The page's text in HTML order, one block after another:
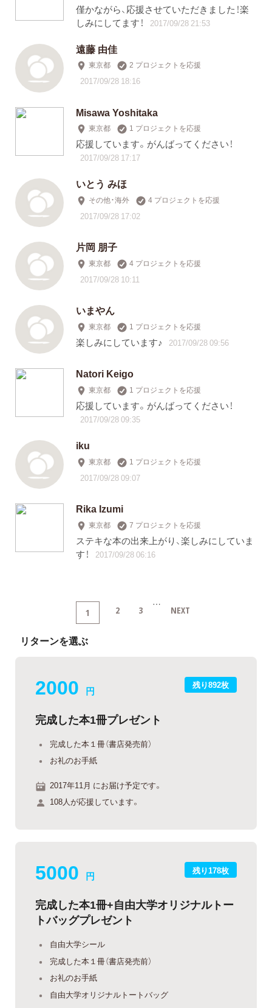
僅かながら、応援させていただきました！楽
しみにしてます！
2017/09/28 21:53
遠藤 由佳
東京都 2 プロジェクトを応援
2017/09/28 18:16
Misawa Yoshitaka
東京都 1 プロジェクトを応援
応援しています。がんばってください！
2017/09/28 17:17
いとう みほ
その他・海外 4 プロジェクトを応援
2017/09/28 17:02
片岡 朋子
東京都 4 プロジェクトを応援
2017/09/28 10:11
いまやん
東京都 1 プロジェクトを応援
楽しみにしています♪ 2017/09/28 09:56
Natori Keigo
東京都 1 プロジェクトを応援
応援しています。がんばってください！
2017/09/28 09:35
iku
東京都 1 プロジェクトを応援
2017/09/28 09:07
Rika Izumi
東京都 7 プロジェクトを応援
ステキな本の出来上がり、楽しみにしていま
す！
2017/09/28 06:16
1 2 3 … NEXT
リターンを選ぶ
残り892枚
2000 円
完成した本1冊プレゼント
完成した本１冊（書店発売前）
お礼のお手紙
2017年11月 にお届け予定です。
108人が応援しています。
残り178枚
5000 円
完成した本1冊+自由大学オリジナルトー
トバッグプレゼント
自由大学シール
完成した本１冊（書店発売前）
お礼のお手紙
自由大学オリジナルトートバッグ